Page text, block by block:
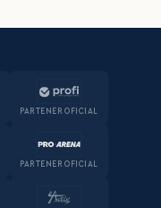
PARTENER OFICIAL
PARTENER OFICIAL